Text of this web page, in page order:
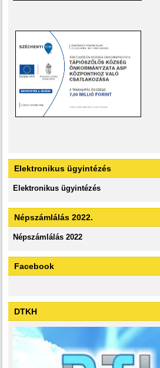
Elektronikus ügyintézés
Elektronikus ügyintézés
Népszámlálás 2022.
Népszámlálás 2022
Facebook
DTKH